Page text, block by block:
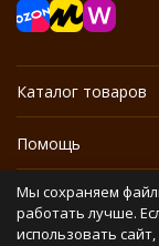
Каталог товаров
Помощь
Информация
Мы сохраняем
работать лучше.
использовать